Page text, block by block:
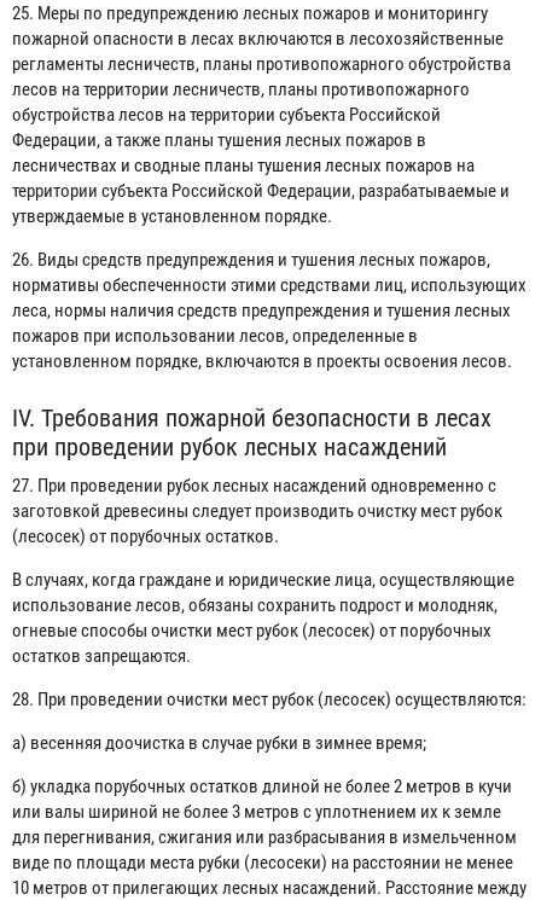
25. Меры по предупреждению лесных пожаров и мониторингу
пожарной опасности в лесах включаются в лесохозяйственные
регламенты лесничеств, планы противопожарного обустройства
лесов на территории лесничеств, планы противопожарного
обустройства лесов на территории субъекта Российской
Федерации, а также планы тушения лесных пожаров в
лесничествах и сводные планы тушения лесных пожаров на
территории субъекта Российской Федерации, разрабатываемые и
утверждаемые в установленном порядке.
26. Виды средств предупреждения и тушения лесных пожаров,
нормативы обеспеченности этими средствами лиц, использующих
леса, нормы наличия средств предупреждения и тушения лесных
пожаров при использовании лесов, определенные в
установленном порядке, включаются в проекты освоения лесов.
IV. Требования пожарной безопасности в лесах
при проведении рубок лесных насаждений
27. При проведении рубок лесных насаждений одновременно с
заготовкой древесины следует производить очистку мест рубок
(лесосек) от порубочных остатков.
В случаях, когда граждане и юридические лица, осуществляющие
использование лесов, обязаны сохранить подрост и молодняк,
огневые способы очистки мест рубок (лесосек) от порубочных
остатков запрещаются.
28. При проведении очистки мест рубок (лесосек) осуществляются:
а) весенняя доочистка в случае рубки в зимнее время;
б) укладка порубочных остатков длиной не более 2 метров в кучи
или валы шириной не более 3 метров с уплотнением их к земле
для перегнивания, сжигания или разбрасывания в измельченном
виде по площади места рубки (лесосеки) на расстоянии не менее
10 метров от прилегающих лесных насаждений. Расстояние между